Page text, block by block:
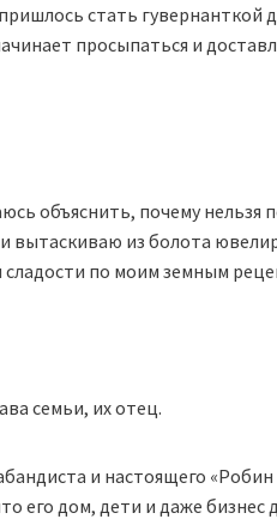
стать гувернанткой
просыпаться и
объяснить, почему
вытаскиваю из болота
по моим земным
семьи, их отец.
и настоящего «Робин
его дом, дети и даже бизнес